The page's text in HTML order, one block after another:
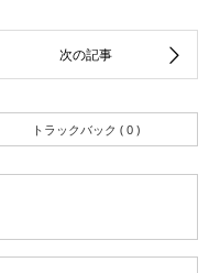
トラックバック ( 0 )